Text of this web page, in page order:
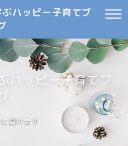
ハッピー子育てブ
ハッピー子育てブ
届けます